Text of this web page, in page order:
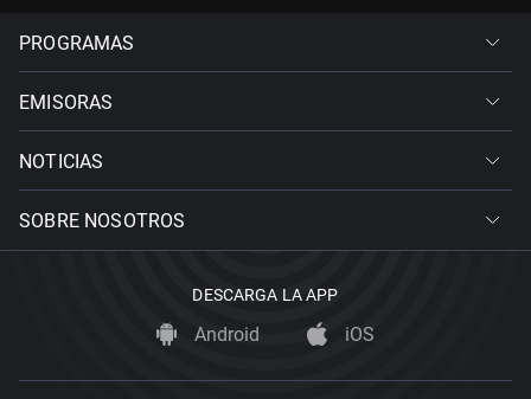
PROGRAMAS
EMISORAS
NOTICIAS
SOBRE NOSOTROS
DESCARGA LA APP
Android iOS